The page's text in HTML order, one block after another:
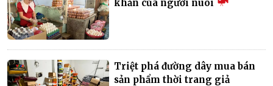
khăn của người nuôi
Triệt phá đường dây mua bán
sản phẩm thời trang giả